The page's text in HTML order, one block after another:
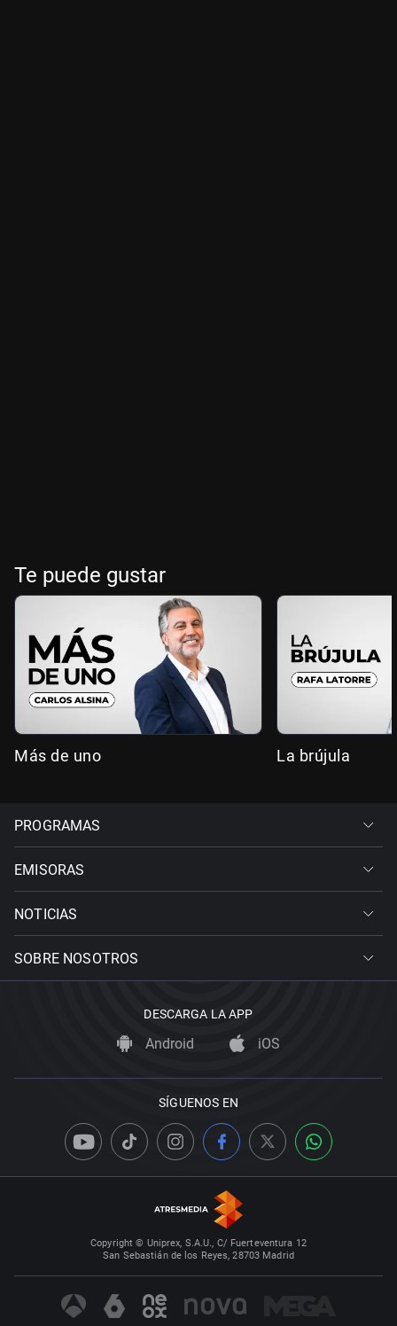
Te puede gustar
Más de uno La brújula
PROGRAMAS
EMISORAS
NOTICIAS
SOBRE NOSOTROS
DESCARGA LA APP
Android iOS
SÍGUENOS EN
Copyright © Uniprex, S.A.U., C/ Fuerteventura 12
San Sebastián de los Reyes, 28703 Madrid